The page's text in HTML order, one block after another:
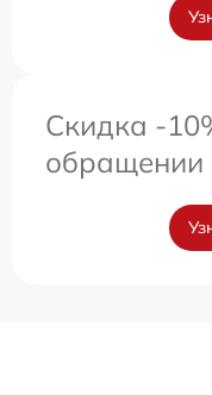
Скидка -
обращении